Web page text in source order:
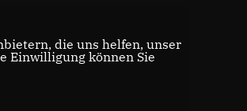
die uns helfen, unser
Einwilligung können Sie